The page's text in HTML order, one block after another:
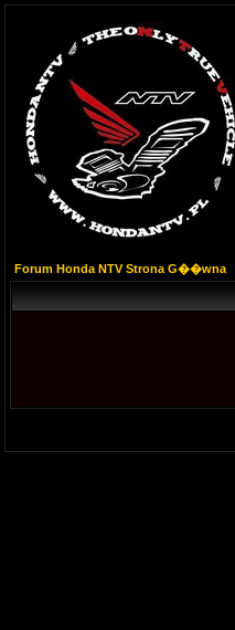
Forum Honda NTV Strona G��wna